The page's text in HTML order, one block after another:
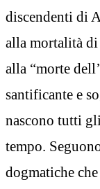
discendenti di
alla mortalità di
alla “morte
santificante e
nascono tutti
tempo.
dogmatiche